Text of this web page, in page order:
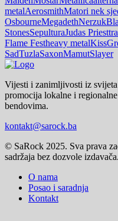
metalAerosmithMatori nek
OsbourneMegadethNerzuk
StonesSepulturaJudas Priest
Flame Festheavy metalKiss
SadTuzlaSaxonMamutSlayer
Vijesti i zanimljivosti iz
promocija lokalne i
bendovima.
kontakt@sarock.ba
© SaRock 2025. Sva prava
sadržaja bez dozvole izdavača.
O nama
Posao i saradnja
Kontakt